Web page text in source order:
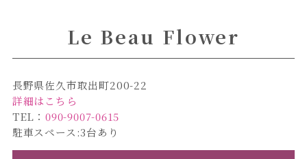
Le Beau Flower
長野県佐久市取出町200-22
詳細はこちら
TEL：090-9007-0615
駐車スペース:3台あり